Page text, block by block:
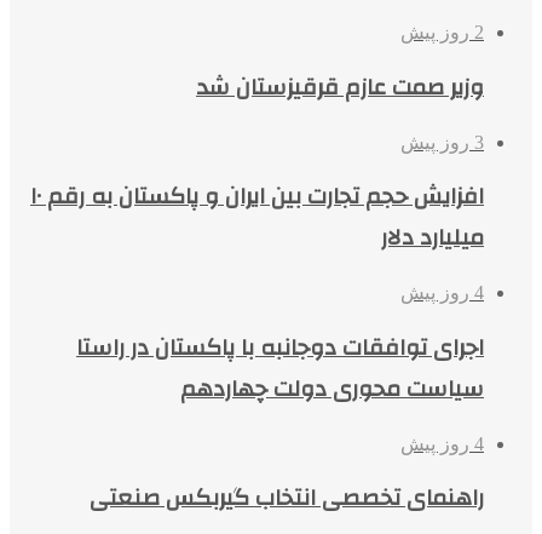
2 روز پیش
وزیر صمت عازم قرقیزستان شد
3 روز پیش
افزایش حجم تجارت بین ایران و پاکستان به رقم ۱۰
میلیارد دلار
4 روز پیش
اجرای توافقات دوجانبه با پاکستان در راستا
سیاست محوری دولت چهاردهم
4 روز پیش
راهنمای تخصصی انتخاب گیربکس صنعتی